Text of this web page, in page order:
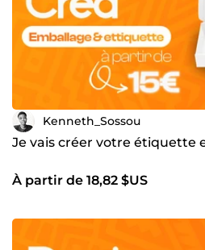
Kenneth_Sossou
Je vais créer votre étiquette
À partir de 18,82 $US